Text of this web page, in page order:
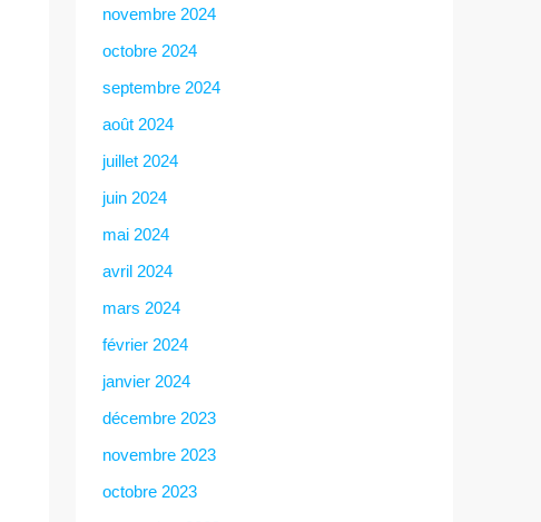
novembre 2024
octobre 2024
septembre 2024
août 2024
juillet 2024
juin 2024
mai 2024
avril 2024
mars 2024
février 2024
janvier 2024
décembre 2023
novembre 2023
octobre 2023